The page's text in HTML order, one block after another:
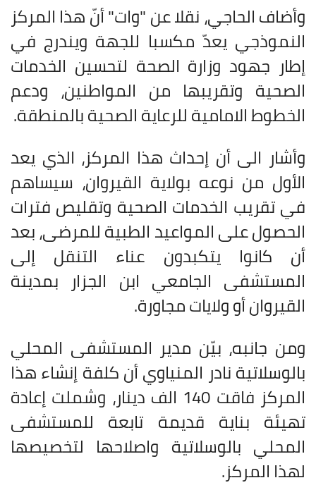
وأضاف الحاجي، نقلا عن "وات" أنّ هذا المركز
النموذجي يعدّ مكسبا للجهة ويندرج في
إطار جهود وزارة الصحة لتحسين الخدمات
الصحية وتقريبها من المواطنين، ودعم
الخطوط الامامية للرعاية الصحية بالمنطقة.
وأشار الى أن إحداث هذا المركز، الذي يعد
الأول من نوعه بولاية القيروان، سيساهم
في تقريب الخدمات الصحية وتقليص فترات
الحصول على المواعيد الطبية للمرضى، بعد
أن كانوا يتكبدون عناء التنقل إلى
المستشفى الجامعي ابن الجزار بمدينة
القيروان أو ولايات مجاورة.
ومن جانبه، بيّن مدير المستشفى المحلي
بالوسلاتية نادر المنياوي أن كلفة إنشاء هذا
المركز فاقت 140 الف دينار، وشملت إعادة
تهيئة بناية قديمة تابعة للمستشفى
المحلي بالوسلاتية واصلاحها لتخصيصها
لهذا المركز.